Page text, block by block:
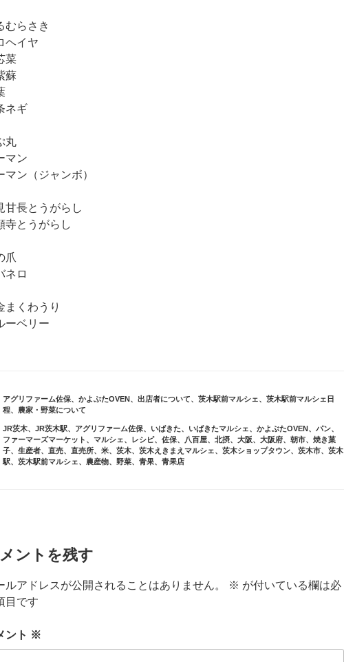
むらさき
ヘイヤ
菜
蘇
ネギ
丸
マン
マン（ジャンボ）
甘長とうがらし
寺とうがらし
爪
ネロ
まくわうり
ーベリー
カ
テ
リ
ー
アグリファーム佐保、 かよぶたOVEN 、 出店者について、 茨木駅前マルシェ、 茨木駅前マルシェ日
程、 農家・野菜について
タ
グ
JR茨木、 JR茨木駅、 アグリファーム佐保、 いばきた、 いばきたマルシェ、 かよぶたOVEN 、 パン、
ファーマーズマーケット 、 マルシェ、 レシピ、 佐保、 八百屋、 北摂、 大阪、 大阪府、 朝市、 焼き菓
子、 生産者、 直売、 直売所、 米、 茨木、 茨木えきまえマルシェ、 茨木ショップタウン、 茨木市、 茨木
駅、 茨木駅前マルシェ、 農産物、 野菜、 青果、 青果店
ントを残す
ルアドレスが公開されることはありません。 ※ が付いている欄は必
目です
ント ※